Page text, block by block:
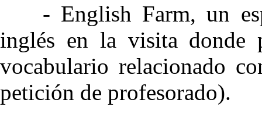
- English Farm, un
inglés en la visita donde
vocabulario relacionado
petición de profesorado).